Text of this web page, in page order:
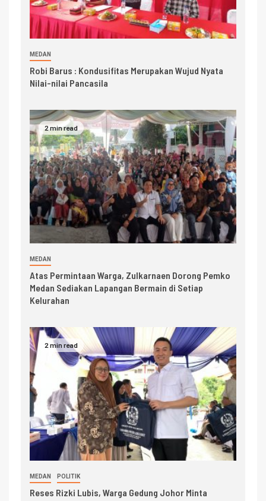
MEDAN
Robi Barus : Kondusifitas Merupakan Wujud Nyata
Nilai-nilai Pancasila
2 min read
MEDAN
Atas Permintaan Warga, Zulkarnaen Dorong Pemko
Medan Sediakan Lapangan Bermain di Setiap
Kelurahan
2 min read
MEDAN POLITIK
Reses Rizki Lubis, Warga Gedung Johor Minta